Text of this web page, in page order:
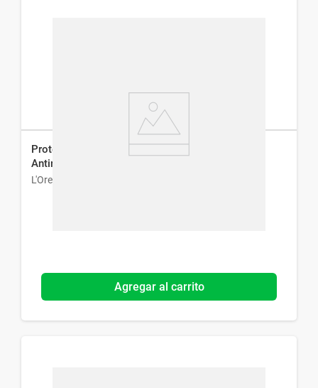
Protector Solar L'Oreal París Solar Expertise
Antirrugas Fps 30 x 40 g
L'Oreal París
Agregar al carrito